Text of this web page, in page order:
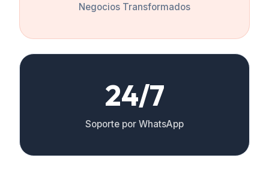
Negocios Transformados
24/7
Soporte por WhatsApp